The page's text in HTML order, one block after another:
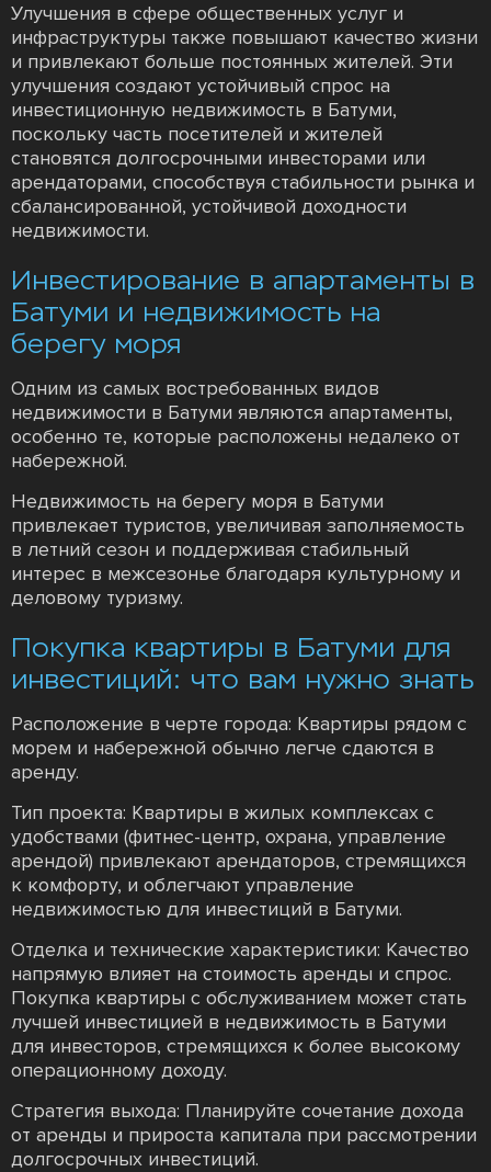
Улучшения в сфере общественных услуг и
инфраструктуры также повышают качество жизни
и привлекают больше постоянных жителей. Эти
улучшения создают устойчивый спрос на
инвестиционную недвижимость в Батуми,
поскольку часть посетителей и жителей
становятся долгосрочными инвесторами или
арендаторами, способствуя стабильности рынка и
сбалансированной, устойчивой доходности
недвижимости.
Инвестирование в апартаменты в
Батуми и недвижимость на
берегу моря
Одним из самых востребованных видов
недвижимости в Батуми являются апартаменты,
особенно те, которые расположены недалеко от
набережной.
Недвижимость на берегу моря в Батуми
привлекает туристов, увеличивая заполняемость
в летний сезон и поддерживая стабильный
интерес в межсезонье благодаря культурному и
деловому туризму.
Покупка квартиры в Батуми для
инвестиций: что вам нужно знать
Расположение в черте города: Квартиры рядом с
морем и набережной обычно легче сдаются в
аренду.
Тип проекта: Квартиры в жилых комплексах с
удобствами (фитнес-центр, охрана, управление
арендой) привлекают арендаторов, стремящихся
к комфорту, и облегчают управление
недвижимостью для инвестиций в Батуми.
Отделка и технические характеристики: Качество
напрямую влияет на стоимость аренды и спрос.
Покупка квартиры с обслуживанием может стать
лучшей инвестицией в недвижимость в Батуми
для инвесторов, стремящихся к более высокому
операционному доходу.
Стратегия выхода: Планируйте сочетание дохода
от аренды и прироста капитала при рассмотрении
долгосрочных инвестиций.